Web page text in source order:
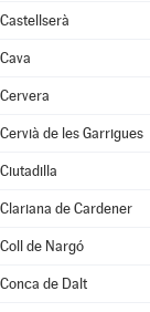
Castellserà
Cava
Cervera
Cervià de les Garrigues
Ciutadilla
Clariana de Cardener
Coll de Nargó
Conca de Dalt